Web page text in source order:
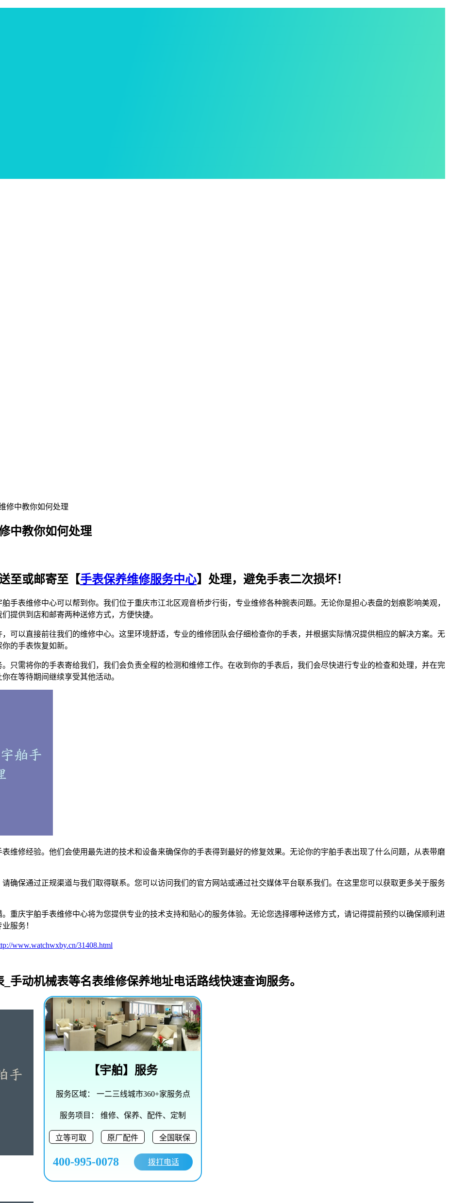
修中教你如何处理
中教你如何处理
至或邮寄至【手表保养维修服务中心】处理，避免手表二次损坏！
手表维修中心可以帮到你。我们位于重庆市江北区观音桥步行街，专业维修各种腕表问题。无论你是担心表盘的划痕影响美观，
提供到店和邮寄两种送修方式，方便快捷。
可以直接前往我们的维修中心。这里环境舒适，专业的维修团队会仔细检查你的手表，并根据实际情况提供相应的解决方案。无
的手表恢复如新。
只需将你的手表寄给我们，我们会负责全程的检测和维修工作。在收到你的手表后，我们会尽快进行专业的检查和处理，并在完
在等待期间继续享受其他活动。
维修经验。他们会使用最先进的技术和设备来确保你的手表得到最好的修复效果。无论你的宇舶手表出现了什么问题，从表带磨
确保通过正规渠道与我们取得联系。您可以访问我们的官方网站或通过社交媒体平台联系我们。在这里您可以获取更多关于服务
重庆宇舶手表维修中心将为您提供专业的技术支持和贴心的服务体验。无论您选择哪种送修方式，请记得提前预约以确保顺利进
服务！
www.watchwxby.cn/31408.html
手动机械表等名表维修保养地址电话路线快速查询服务。
X
【宇舶】服务
服务区域： 一二三线城市360+家服务点
服务项目： 维修、保养、配件、定制
立等可取 原厂配件 全国联保
400-995-0078 拨打电话